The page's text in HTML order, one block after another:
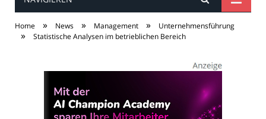
industryPRESS
Home » News » Management » Unternehmensführung
» Statistische Analysen im betrieblichen Bereich